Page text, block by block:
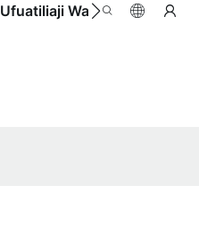
Ufuatiliaji Wa Agizo